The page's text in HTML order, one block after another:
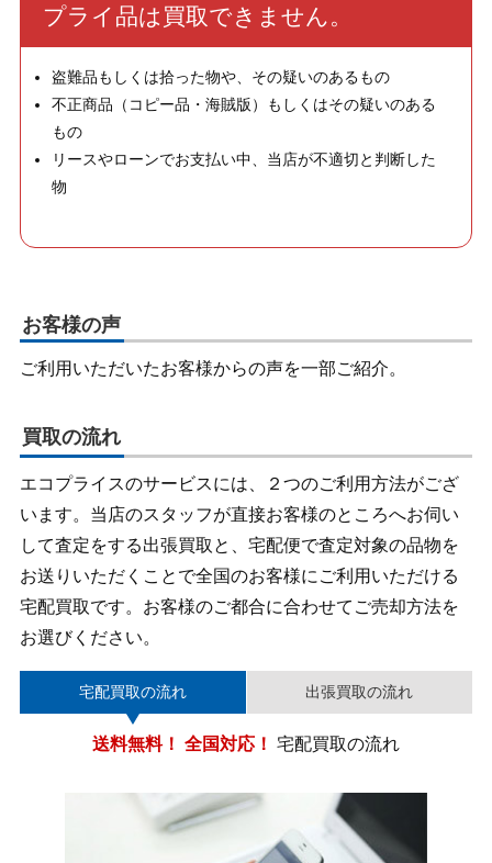
プライ品は買取できません。
盗難品もしくは拾った物や、その疑いのあるもの
不正商品（コピー品・海賊版）もしくはその疑いのある
もの
リースやローンでお支払い中、当店が不適切と判断した
物
お客様の声
ご利用いただいたお客様からの声を一部ご紹介。
買取の流れ
エコプライスのサービスには、２つのご利用方法がござ
います。当店のスタッフが直接お客様のところへお伺い
して査定をする出張買取と、宅配便で査定対象の品物を
お送りいただくことで全国のお客様にご利用いただける
宅配買取です。お客様のご都合に合わせてご売却方法を
お選びください。
宅配買取の流れ 出張買取の流れ
送料無料！ 全国対応！ 宅配買取の流れ